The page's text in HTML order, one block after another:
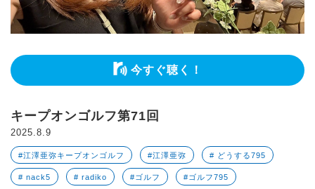
今すぐ聴く！
キープオンゴルフ第71回
2025.8.9
#江澤亜弥キープオンゴルフ #江澤亜弥 # どうする795
# nack5 # radiko #ゴルフ #ゴルフ795